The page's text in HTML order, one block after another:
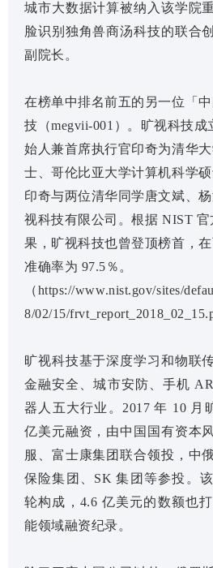
城市大数据计算被纳入该学院
脸识别独角兽商汤科技的联合
副院长。
在榜单中排名前五的另一位「
技（megvii-001）。旷视科技成
始人兼首席执行官印奇为清华
士、哥伦比亚大学计算机科学硕
印奇与两位清华同学唐文斌、
视科技有限公司。根据 NIST
果，旷视科技也曾登顶榜首，
准确率为 97.5％。
（https://www.nist.gov/sites/
8/02/15/
旷视科技基于深度学习和物联
金融安全、城市安防、手机
器人五大行业。2017 年 10 月
亿美元融资，由中国国有资本
服、富士康集团联合领投，中
保险集团、SK 集团等参投。
轮构成，4.6 亿美元的数额也
能领域融资纪录。